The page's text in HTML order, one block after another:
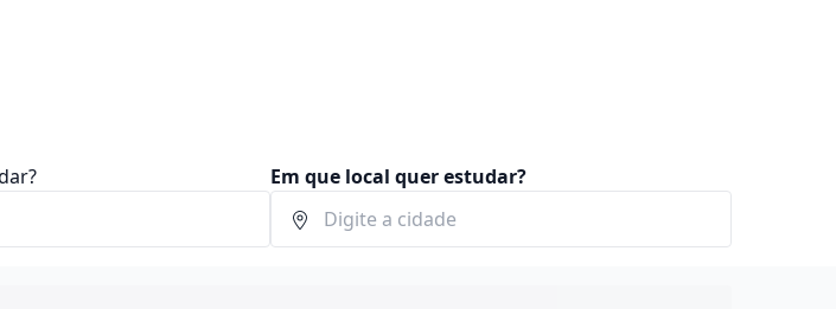
não sei Em que local quer estudar?